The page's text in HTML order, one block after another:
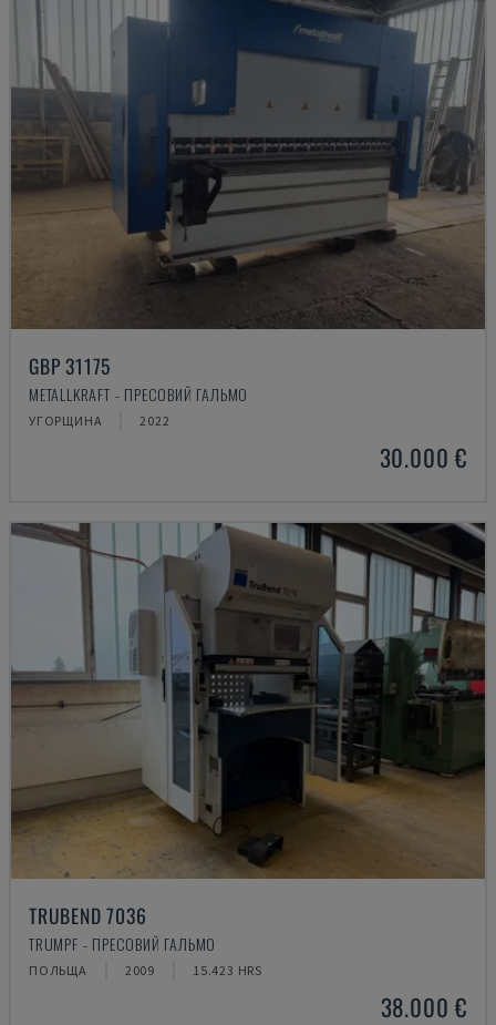
GBP 31175
METALLKRAFT - ПРЕСОВИЙ ГАЛЬМО
УГОРЩИНА 2022
30.000 €
TRUBEND 7036
TRUMPF - ПРЕСОВИЙ ГАЛЬМО
ПОЛЬЩА 2009 15.423 HRS
38.000 €